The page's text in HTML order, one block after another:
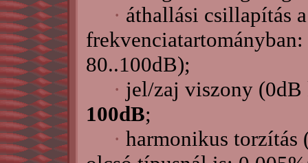
· áthallási csillapítás
frekvenciatartományban:
80..100dB);
· jel/zaj viszony
100dB;
· harmonikus